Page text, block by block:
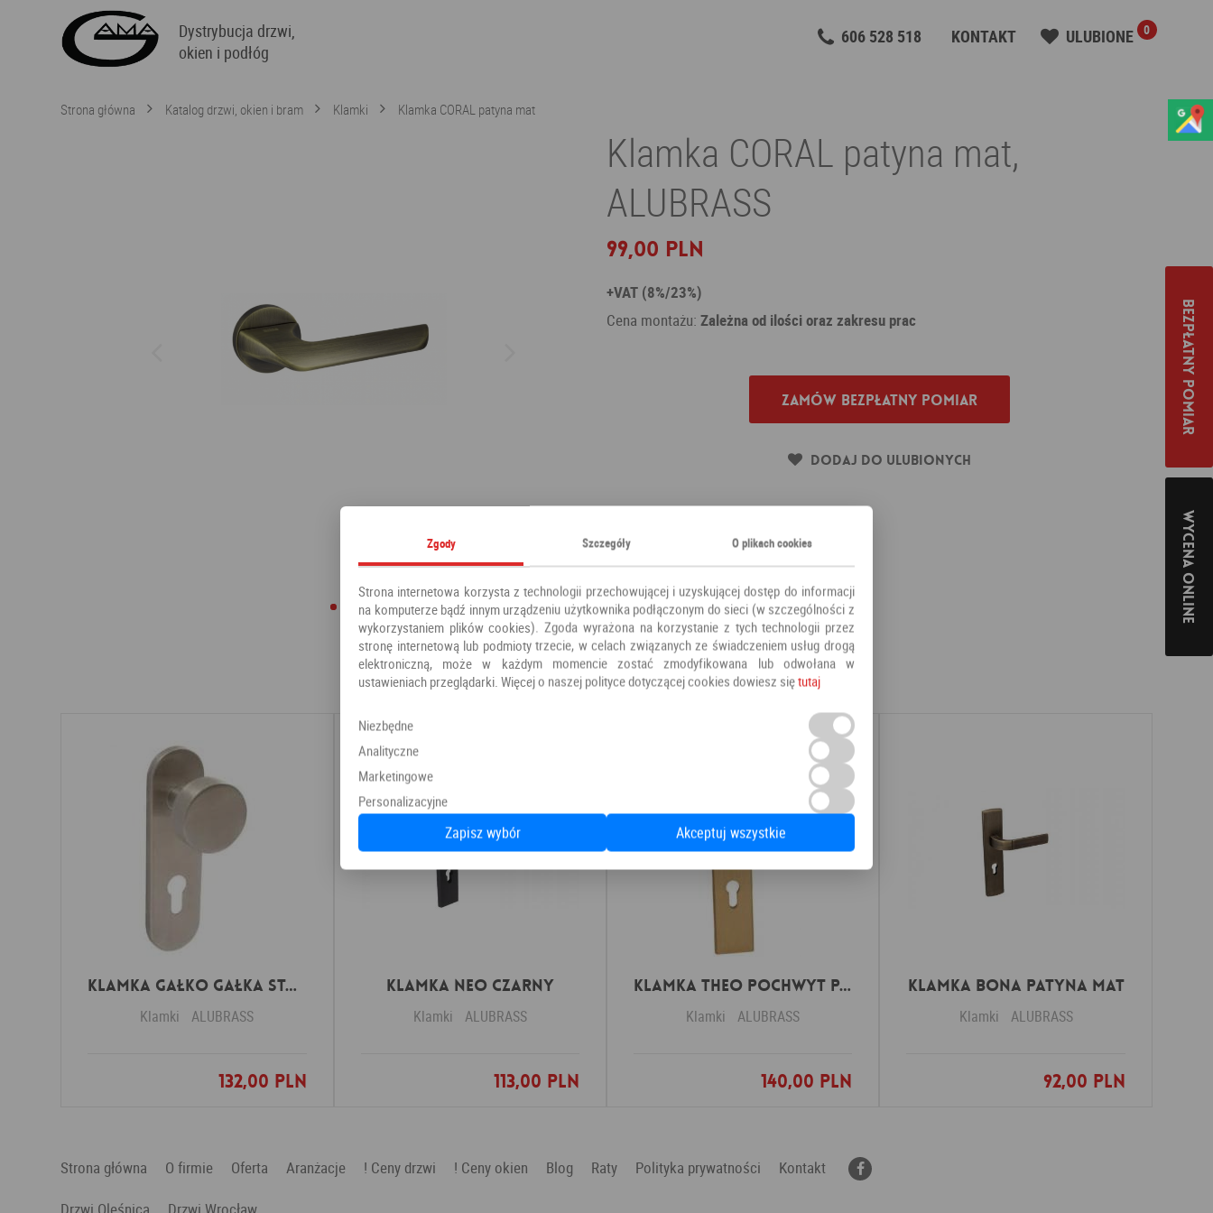
Dystrybucja drzwi,
okien i podłóg
606 528 518 KONTAKT ULUBIONE 0
Strona główna Katalog drzwi, okien i bram Klamki Klamka CORAL patyna mat
Klamka CORAL patyna mat,
ALUBRASS
99,00 PLN
+VAT (8%/23%)
Cena montażu: Zależna od ilości oraz zakresu prac
Zamów bezpłatny pomiar
Dodaj do ulubionych
Producent:
ALUBRASS
Polecamy również
Klamka GAŁKO GAŁKA stal nierdzewna okrągła
Klamki ALUBRASS
132,00 PLN
Dodaj do ulubionych
Klamka NEO czarny
Klamki ALUBRASS
113,00 PLN
Dodaj do ulubionych
Klamka THEO POCHWYT patyna
Klamki ALUBRASS
140,00 PLN
Dodaj do ulubionych
Klamka BONA patyna mat
Klamki ALUBRASS
92,00 PLN
Dodaj do ulubionych
Strona główna O firmie Oferta Aranżacje ! Ceny drzwi ! Ceny okien Blog Raty Polityka prywatności
Kontakt
Bezpłatny pomiar
Wycena online
Zgody Szczegóły O plikach cookies
Strona internetowa korzysta z technologii przechowującej i uzyskującej dostęp do informacji
na komputerze bądź innym urządzeniu użytkownika podłączonym do sieci (w szczególności z
wykorzystaniem plików cookies). Zgoda wyrażona na korzystanie z tych technologii przez
stronę internetową lub podmioty trzecie, w celach związanych ze świadczeniem usług drogą
elektroniczną, może w każdym momencie zostać zmodyfikowana lub odwołana w
ustawieniach przeglądarki. Więcej o naszej polityce dotyczącej cookies dowiesz siętutaj
Niezbędne
Analityczne
Marketingowe
Personalizacyjne
Zapisz wybór Akceptuj wszystkie